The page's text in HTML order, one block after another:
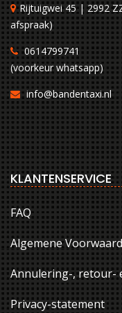
Rijtuigwei 45 | 2992
afspraak)
0614799741
(voorkeur whatsapp)
info@bandentaxi.nl
KLANTENSERVICE
FAQ
Algemene
Annulering-, retour-
Privacy-statement